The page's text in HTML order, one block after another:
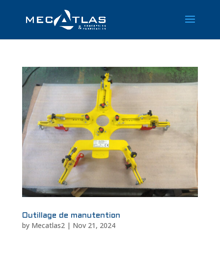
Outillage de manutention
by Mecatlas2| Nov 21, 2024